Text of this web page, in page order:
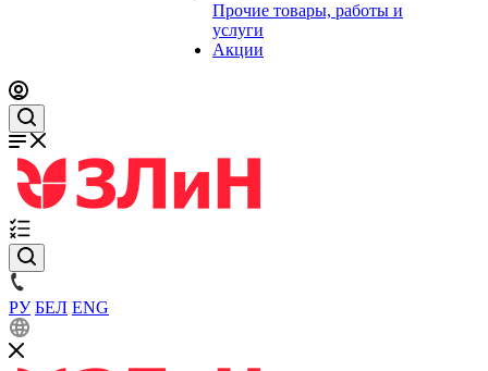
Прочие товары, работы и
услуги
Акции
РУ БЕЛ ENG